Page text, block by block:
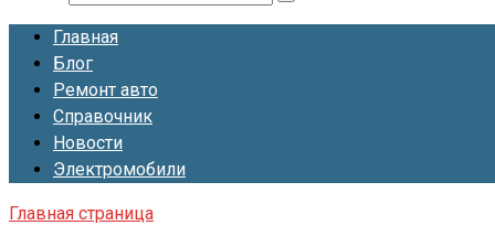
Главная
Блог
Ремонт авто
Справочник
Новости
Электромобили
Главная страница